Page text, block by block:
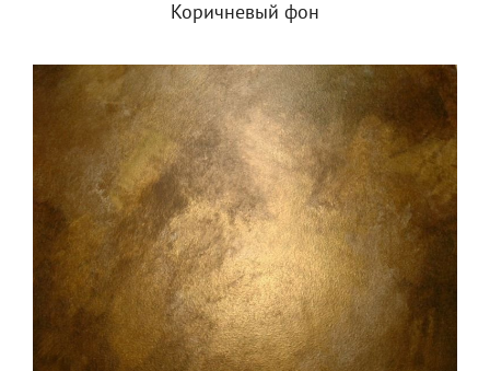
Коричневый фон